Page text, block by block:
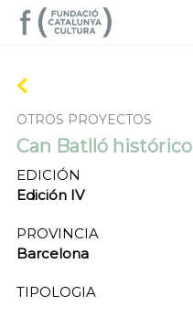
OTROS PROYECTOS
Can Batlló histórico
EDICIÓN
Edición IV
PROVINCIA
Barcelona
TIPOLOGIA